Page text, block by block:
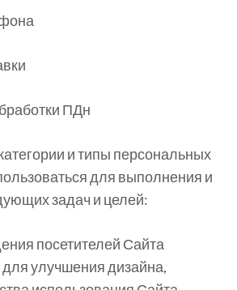
ПДн
и типы персональных
для выполнения и
задач и целей:
посетителей Сайта
улучшения дизайна,